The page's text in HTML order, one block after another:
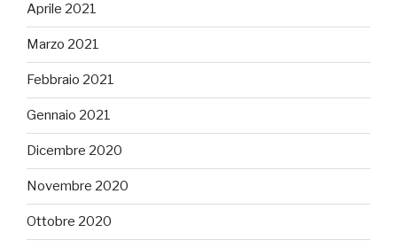
Aprile 2021
Marzo 2021
Febbraio 2021
Gennaio 2021
Dicembre 2020
Novembre 2020
Ottobre 2020